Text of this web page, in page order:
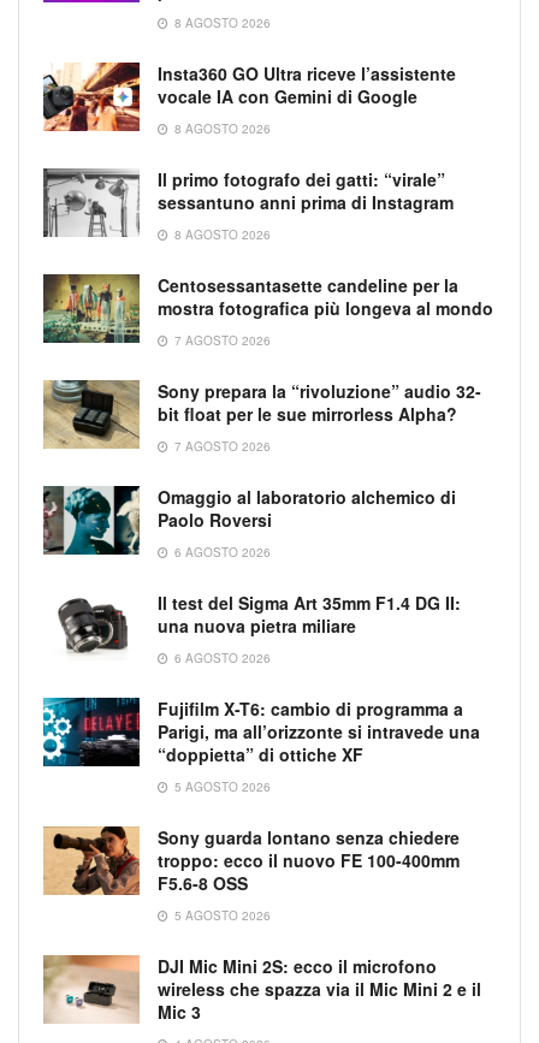
8 AGOSTO 2026
Insta360 GO Ultra riceve l’assistente
vocale IA con Gemini di Google
8 AGOSTO 2026
Il primo fotografo dei gatti: “virale”
sessantuno anni prima di Instagram
8 AGOSTO 2026
Centosessantasette candeline per la
mostra fotografica più longeva al mondo
7 AGOSTO 2026
Sony prepara la “rivoluzione” audio 32-
bit float per le sue mirrorless Alpha?
7 AGOSTO 2026
Omaggio al laboratorio alchemico di
Paolo Roversi
6 AGOSTO 2026
Il test del Sigma Art 35mm F1.4 DG II:
una nuova pietra miliare
6 AGOSTO 2026
Fujifilm X-T6: cambio di programma a
Parigi, ma all’orizzonte si intravede una
“doppietta” di ottiche XF
5 AGOSTO 2026
Sony guarda lontano senza chiedere
troppo: ecco il nuovo FE 100-400mm
F5.6-8 OSS
5 AGOSTO 2026
DJI Mic Mini 2S: ecco il microfono
wireless che spazza via il Mic Mini 2 e il
Mic 3